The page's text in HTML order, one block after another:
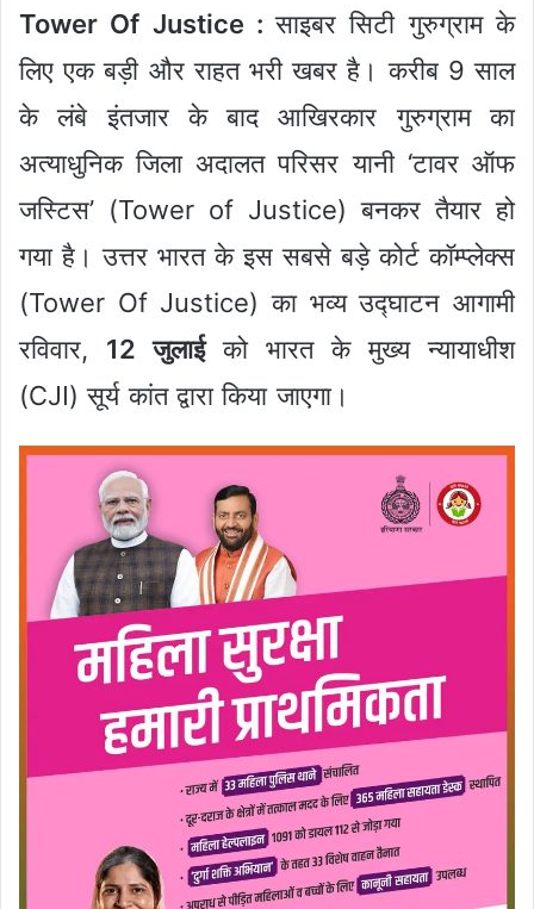
Tower Of Justice :साइबर सिटी गुरुग्राम के
लिए एक बड़ी और राहत भरी खबर है। करीब 9 साल
के लंबे इंतजार के बाद आखिरकार गुरुग्राम का
अत्याधुनिक जिला अदालत परिसर यानी ‘टावर ऑफ
जस्टिस’ (Tower of Justice) बनकर तैयार हो
गया है। उत्तर भारत के इस सबसे बड़े कोर्ट कॉम्प्लेक्स
(Tower Of Justice) का भव्य उद्घाटन आगामी
रविवार, 12 जुलाईको भारत के मुख्य न्यायाधीश
(CJI) सूर्य कांत द्वारा किया जाएगा।